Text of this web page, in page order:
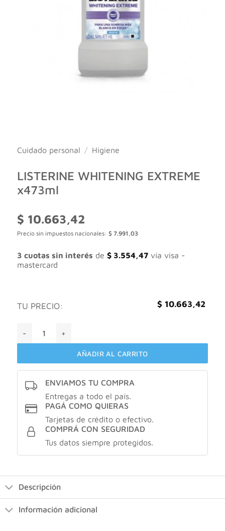
Cuidado personal / Higiene
LISTERINE WHITENING EXTREME
x473ml
$ 10.663,42
Precio sin impuestos nacionales: $ 7.991,03
3 cuotas sin interés de $3.554,47vía visa -
mastercard
TU PRECIO: $ 10.663,42
AÑADIR AL CARRITO
ENVIAMOS TU COMPRA
Entregas a todo el país.
PAGÁ COMO QUIERAS
Tarjetas de crédito o efectivo.
COMPRÁ CON SEGURIDAD
Tus datos siempre protegidos.
Descripción
Información adicional